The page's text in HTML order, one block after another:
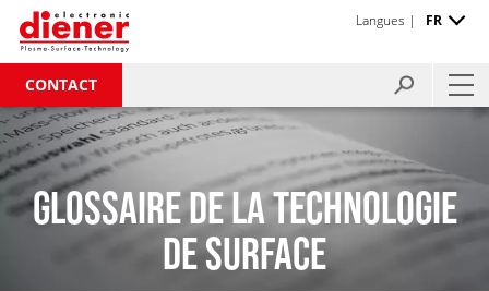
CONTACT
Langues | FR
GLOSSAIRE DE LA TECHNOLOGIE
DE SURFACE